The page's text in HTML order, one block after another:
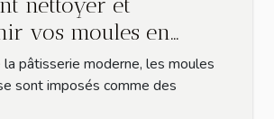
nettoyer et
vos moules en
pour prolonger leur
vie
pâtisserie moderne, les moules
sont imposés comme des